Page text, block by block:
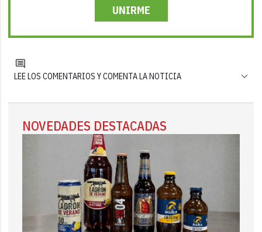
UNIRME
LEE LOS COMENTARIOS Y COMENTA LA NOTICIA
NOVEDADES DESTACADAS